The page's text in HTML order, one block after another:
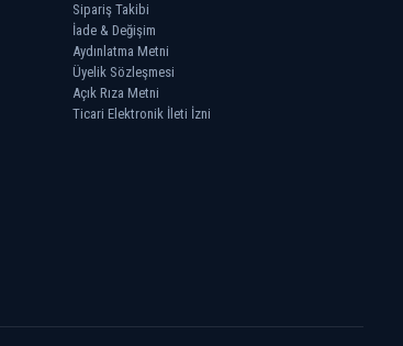
Sipariş Takibi
İade & Değişim
Aydınlatma Metni
Üyelik Sözleşmesi
Açık Rıza Metni
Ticari Elektronik İleti İzni